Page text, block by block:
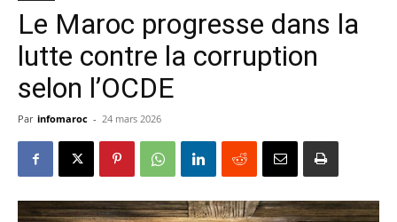
Le Maroc progresse dans la
lutte contre la corruption
selon l’OCDE
Par infomaroc - 24 mars 2026